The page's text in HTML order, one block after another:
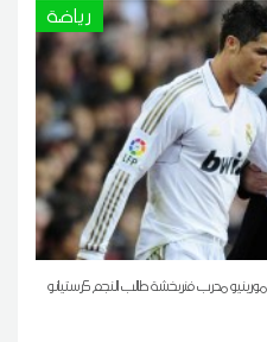
رياضة
مدرب فنربخشة طالب النجم كرستيانو